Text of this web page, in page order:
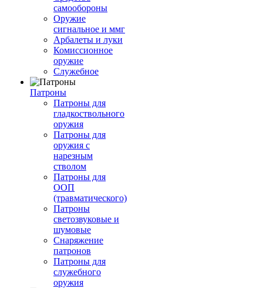
самообороны
Оружие
сигнальное и ммг
Арбалеты и луки
Комиссионное
оружие
Служебное
Патроны
Патроны для
гладкоствольного
оружия
Патроны для
оружия с
нарезным
стволом
Патроны для
ООП
(травматического)
Патроны
светозвуковые и
шумовые
Снаряжение
патронов
Патроны для
служебного
оружия